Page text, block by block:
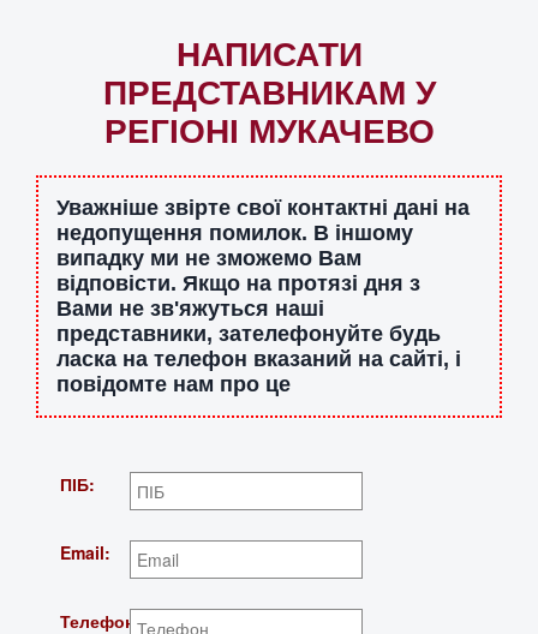
НАПИСАТИ
ПРЕДСТАВНИКАМ У
РЕГІОНІ МУКАЧЕВО
Уважніше звірте свої контактні дані на
недопущення помилок. В іншому
випадку ми не зможемо Вам
відповісти. Якщо на протязі дня з
Вами не зв'яжуться наші
представники, зателефонуйте будь
ласка на телефон вказаний на сайті, і
повідомте нам про це
ПІБ:
Email:
Телефон: